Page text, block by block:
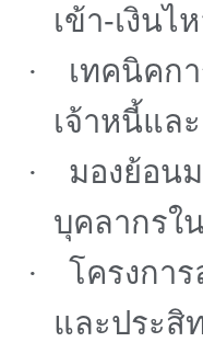
เข้า-เงินไ
·
เทคนิคก
เจ้าหนี้แล
·
มองย้อน
บุคลากรใ
·
โครงกา
และประสิ